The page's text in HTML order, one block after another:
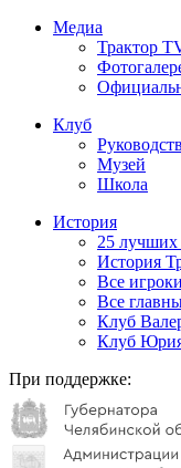
Медиа
Трактор
Клуб
Музей
Школа
История
25 лучших
История
Все игроки
Все
Клуб
Клуб
При поддержке: